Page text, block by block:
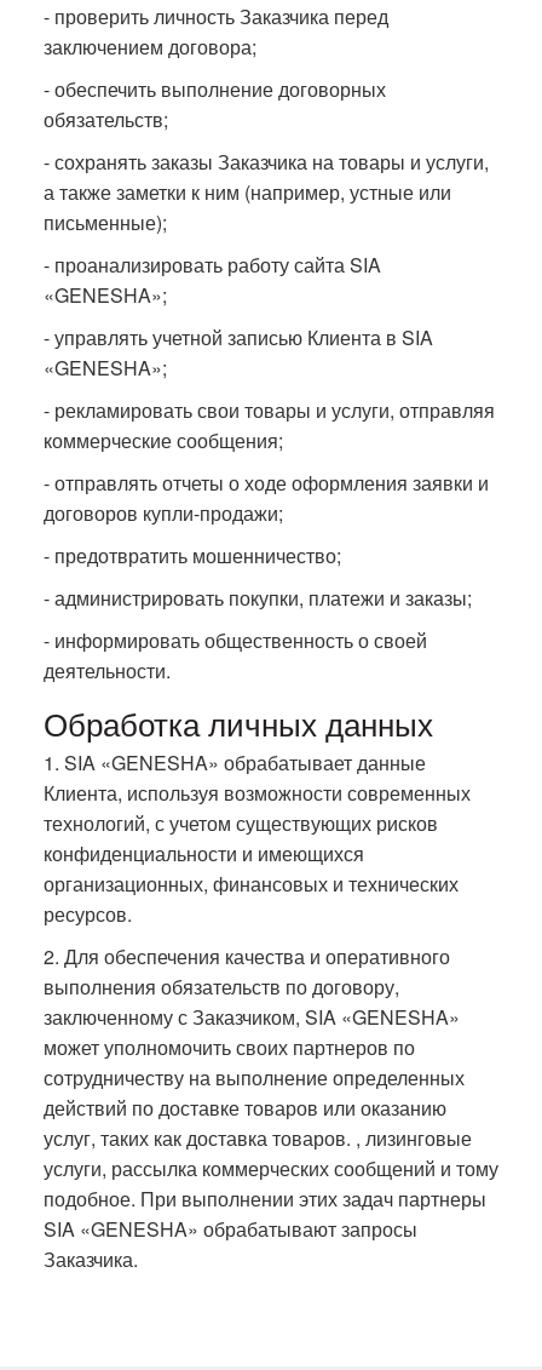
- проверить личность Заказчика перед
заключением договора;
- обеспечить выполнение договорных
обязательств;
- сохранять заказы Заказчика на товары и услуги,
а также заметки к ним (например, устные или
письменные);
- проанализировать работу сайта SIA
«GENESHA»;
- управлять учетной записью Клиента в SIA
«GENESHA»;
- рекламировать свои товары и услуги, отправляя
коммерческие сообщения;
- отправлять отчеты о ходе оформления заявки и
договоров купли-продажи;
- предотвратить мошенничество;
- администрировать покупки, платежи и заказы;
- информировать общественность о своей
деятельности.
Обработка личных данных
1. SIA «GENESHA» обрабатывает данные
Клиента, используя возможности современных
технологий, с учетом существующих рисков
конфиденциальности и имеющихся
организационных, финансовых и технических
ресурсов.
2. Для обеспечения качества и оперативного
выполнения обязательств по договору,
заключенному с Заказчиком, SIA «GENESHA»
может уполномочить своих партнеров по
сотрудничеству на выполнение определенных
действий по доставке товаров или оказанию
услуг, таких как доставка товаров. , лизинговые
услуги, рассылка коммерческих сообщений и тому
подобное. При выполнении этих задач партнеры
SIA «GENESHA» обрабатывают запросы
Заказчика.